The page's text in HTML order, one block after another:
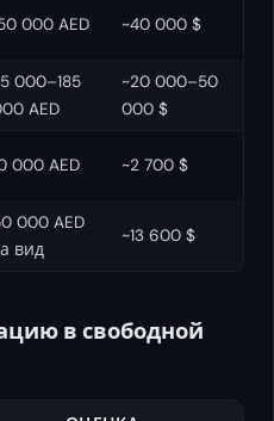
000 AED ~40 000 $
000–185
AED
~20 000–50
000 $
000 AED ~2 700 $
000 AED
вид
~13 600 $
в свободной